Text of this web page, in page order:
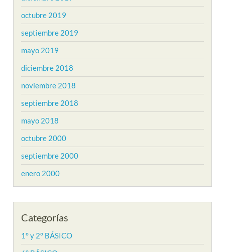
octubre 2019
septiembre 2019
mayo 2019
diciembre 2018
noviembre 2018
septiembre 2018
mayo 2018
octubre 2000
septiembre 2000
enero 2000
Categorías
1° y 2° BÁSICO